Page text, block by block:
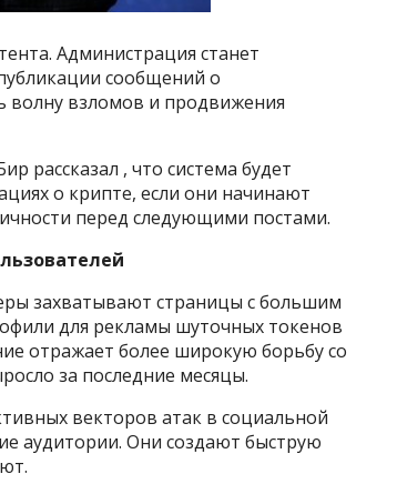
Администрация станет
сообщений о
волну взломов и продвижения
рассказал , что система будет
о крипте, если они начинают
перед следующими постами.
захватывают страницы с большим
для рекламы шуточных токенов
отражает более широкую борьбу со
за последние месяцы.
векторов атак в социальной
аудитории. Они создают быструю